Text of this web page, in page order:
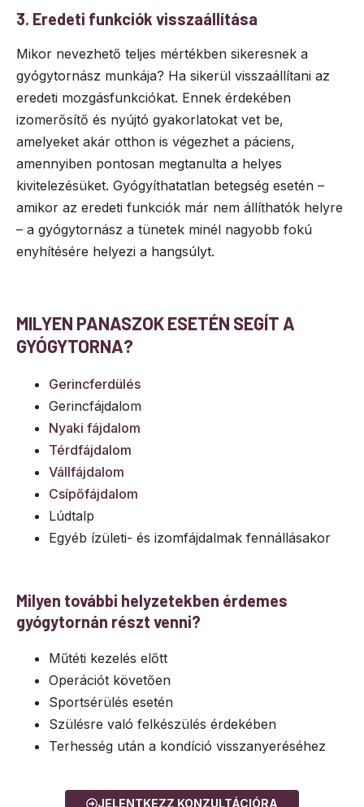
3. Eredeti funkciók visszaállítása
Mikor nevezhető teljes mértékben sikeresnek a
gyógytornász munkája? Ha sikerül visszaállítani az
eredeti mozgásfunkciókat. Ennek érdekében
izomerősítő és nyújtó gyakorlatokat vet be,
amelyeket akár otthon is végezhet a páciens,
amennyiben pontosan megtanulta a helyes
kivitelezésüket. Gyógyíthatatlan betegség esetén –
amikor az eredeti funkciók már nem állíthatók helyre
– a gyógytornász a tünetek minél nagyobb fokú
enyhítésére helyezi a hangsúlyt.
MILYEN PANASZOK ESETÉN SEGÍT A
GYÓGYTORNA?
Gerincferdülés
Gerincfájdalom
Nyaki fájdalom
Térdfájdalom
Vállfájdalom
Csípőfájdalom
Lúdtalp
Egyéb ízületi- és izomfájdalmak fennállásakor
Milyen további helyzetekben érdemes
gyógytornán részt venni?
Műtéti kezelés előtt
Operációt követően
Sportsérülés esetén
Szülésre való felkészülés érdekében
Terhesség után a kondíció visszanyeréséhez
JELENTKEZZ KONZULTÁCIÓRA